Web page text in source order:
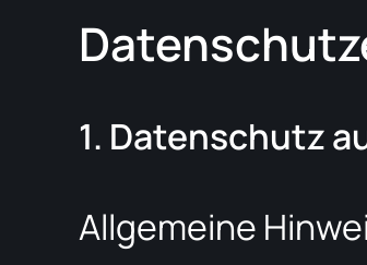
1. Datenschutz
Allgemeine